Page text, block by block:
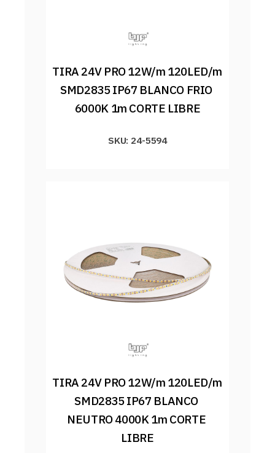
TIRA 24V PRO 12W/m 120LED/m
SMD2835 IP67 BLANCO FRIO
6000K 1m CORTE LIBRE
SKU: 24-5594
TIRA 24V PRO 12W/m 120LED/m
SMD2835 IP67 BLANCO
NEUTRO 4000K 1m CORTE
LIBRE